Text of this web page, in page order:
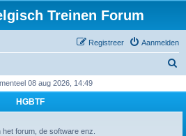
Treinen Forum
Aanmelden
Registreer
k
08 aug 2026, 14:49
HGBTF
forum, de software enz.